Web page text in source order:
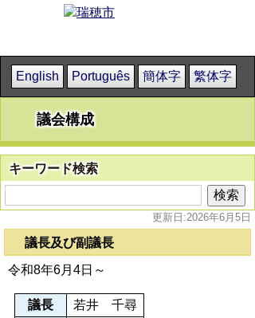
English Português 簡体字 繁体字
議会構成
キーワード検索
更新日:2026年6月5日
議長及び副議長
令和8年6月4日～
議長
若井 千尋